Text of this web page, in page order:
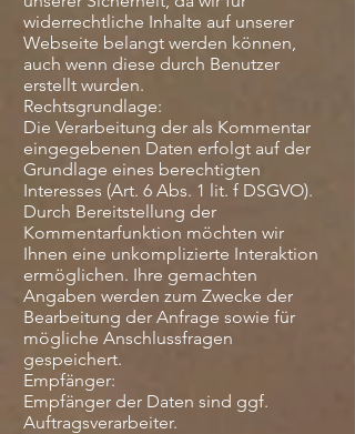
widerrechtliche Inhalte auf unserer
Webseite belangt werden können,
auch wenn diese durch Benutzer
erstellt wurden.
Rechtsgrundlage:
Die Verarbeitung der als Kommentar
eingegebenen Daten erfolgt auf der
Grundlage eines berechtigten
Interesses (Art. 6 Abs. 1 lit. f DSGVO).
Durch Bereitstellung der
Kommentarfunktion möchten wir
Ihnen eine unkomplizierte Interaktion
ermöglichen. Ihre gemachten
Angaben werden zum Zwecke der
Bearbeitung der Anfrage sowie für
mögliche Anschlussfragen
gespeichert.
Empfänger:
Empfänger der Daten sind ggf.
Auftragsverarbeiter.